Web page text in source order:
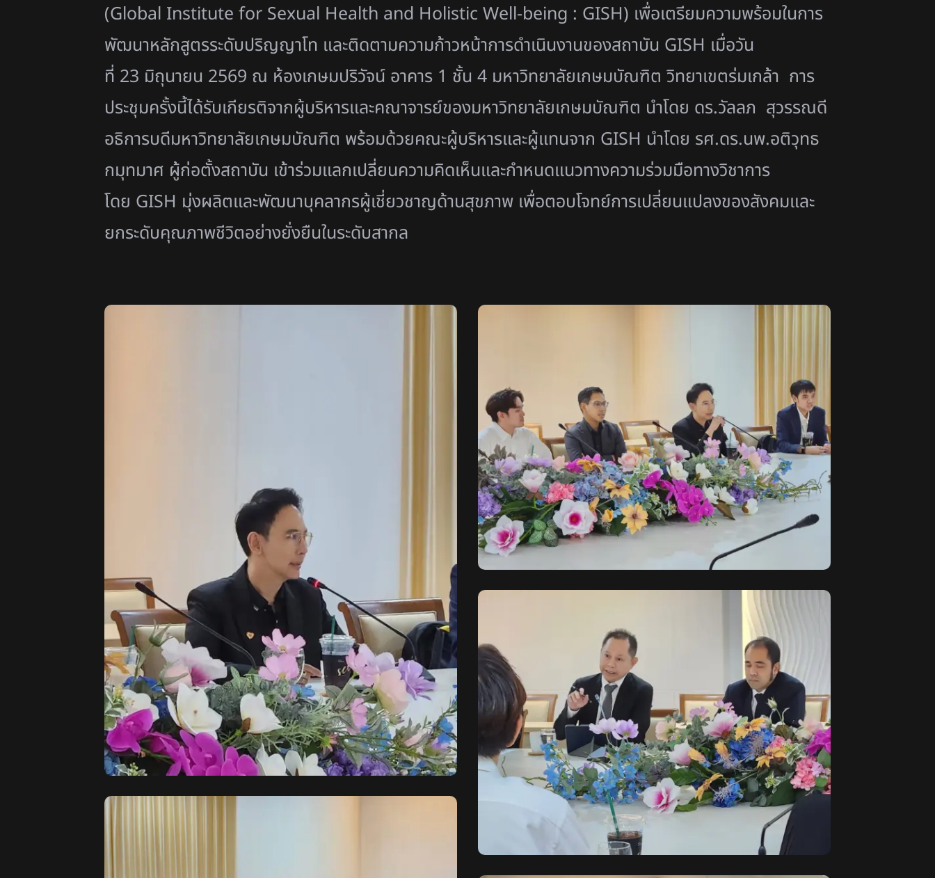
(Global Institute for Sexual Health and Holistic Well-being : GISH) เพื่อเตรียมความพร้อมในการ
พัฒนาหลักสูตรระดับปริญญาโท และติดตามความก้าวหน้าการดำเนินงานของสถาบัน GISH เมื่อวัน
ที่ 23 มิถุนายน 2569 ณ ห้องเกษมปริวัจน์ อาคาร 1 ชั้น 4 มหาวิทยาลัยเกษมบัณฑิต วิทยาเขตร่มเกล้า การ
ประชุมครั้งนี้ได้รับเกียรติจากผู้บริหารและคณาจารย์ของมหาวิทยาลัยเกษมบัณฑิต นำโดย ดร.วัลลภ สุวรรณดี
อธิการบดีมหาวิทยาลัยเกษมบัณฑิต พร้อมด้วยคณะผู้บริหารและผู้แทนจาก GISH นำโดย รศ.ดร.นพ.อติวุทธ
กมุทมาศ ผู้ก่อตั้งสถาบัน เข้าร่วมแลกเปลี่ยนความคิดเห็นและกำหนดแนวทางความร่วมมือทางวิชาการ
โดย GISH มุ่งผลิตและพัฒนาบุคลากรผู้เชี่ยวชาญด้านสุขภาพ เพื่อตอบโจทย์การเปลี่ยนแปลงของสังคมและ
ยกระดับคุณภาพชีวิตอย่างยั่งยืนในระดับสากล